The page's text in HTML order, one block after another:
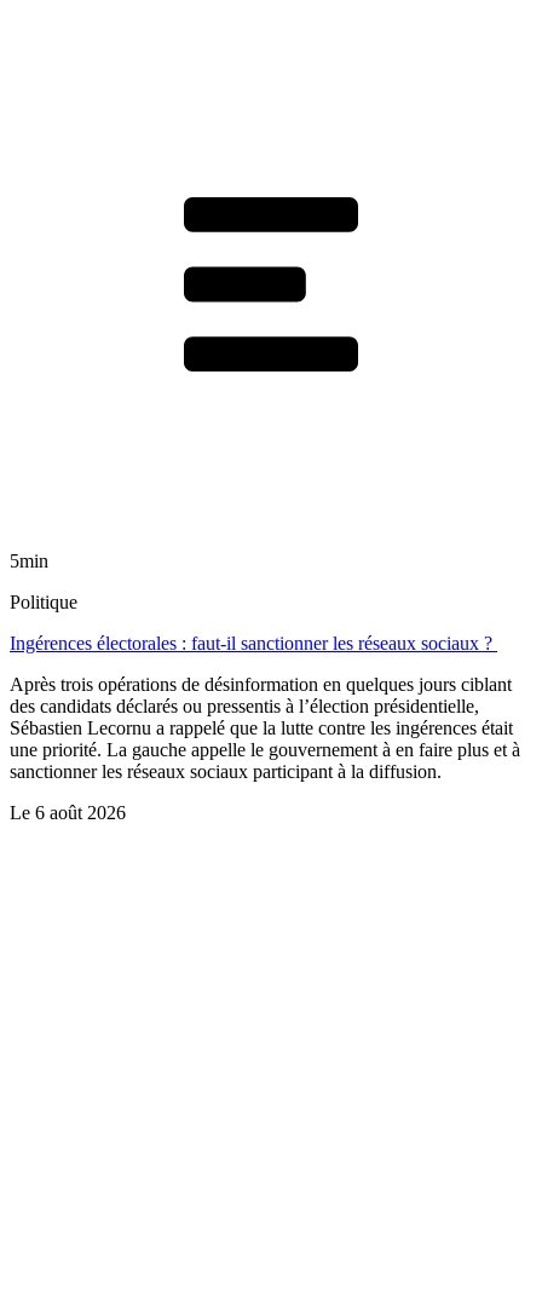
5min
Politique
Ingérences électorales : faut-il sanctionner les réseaux sociaux ?
Après trois opérations de désinformation en quelques jours ciblant
des candidats déclarés ou pressentis à l’élection présidentielle,
Sébastien Lecornu a rappelé que la lutte contre les ingérences était
une priorité. La gauche appelle le gouvernement à en faire plus et à
sanctionner les réseaux sociaux participant à la diffusion.
Le 6 août 2026